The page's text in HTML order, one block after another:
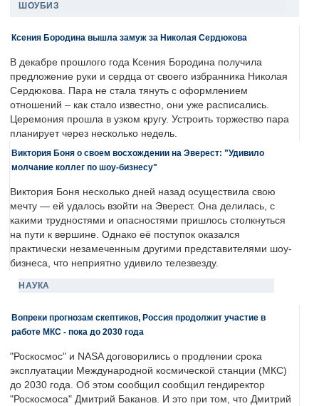
ШОУБИЗ
Ксения Бородина вышла замуж за Николая Сердюкова
В декабре прошлого года Ксения Бородина получила
предложение руки и сердца от своего избранника Николая
Сердюкова. Пара не стала тянуть с оформлением
отношений – как стало известно, они уже расписались.
Церемония прошла в узком кругу. Устроить торжество пара
планирует через несколько недель.
Виктория Боня о своем восхождении на Эверест: "Удивило
молчание коллег по шоу-бизнесу"
Виктория Боня несколько дней назад осуществила свою
мечту — ей удалось взойти на Эверест. Она делилась, с
какими трудностями и опасностями пришлось столкнуться
на пути к вершине. Однако её поступок оказался
практически незамеченным другими представителями шоу-
бизнеса, что неприятно удивило телезвезду.
НАУКА
Вопреки прогнозам скептиков, Россия продолжит участие в
работе МКС - пока до 2030 года
"Роскосмос" и NASA договорились о продлении срока
эксплуатации Международной космической станции (МКС)
до 2030 года. Об этом сообщил сообщил гендиректор
"Роскосмоса" Дмитрий Баканов. И это при том, что Дмитрий